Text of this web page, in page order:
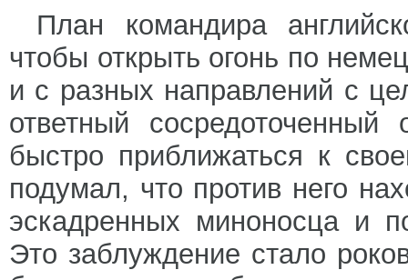
План командира
чтобы открыть огонь по
и с разных направлений с
ответный сосредоточенный
быстро приближаться к
подумал, что против него
эскадренных миноносца и
Это заблуждение стало